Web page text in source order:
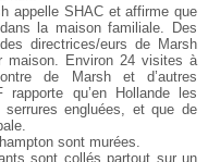
appelle SHAC et affirme que
la maison familiale. Des
directrices/eurs de Marsh
maison. Environ 24 visites à
de Marsh et d’autres
rapporte qu’en Hollande les
engluées, et que de
sont murées.
sont collés partout sur un